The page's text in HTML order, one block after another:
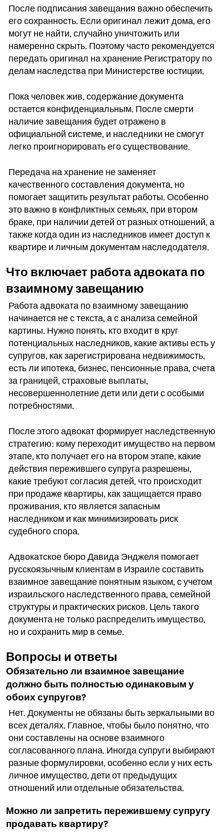
После подписания завещания важно обеспечить
его сохранность. Если оригинал лежит дома, его
могут не найти, случайно уничтожить или
намеренно скрыть. Поэтому часто рекомендуется
передать оригинал на хранение Регистратору по
делам наследства при Министерстве юстиции.
Пока человек жив, содержание документа
остается конфиденциальным. После смерти
наличие завещания будет отражено в
официальной системе, и наследники не смогут
легко проигнорировать его существование.
Передача на хранение не заменяет
качественного составления документа, но
помогает защитить результат работы. Особенно
это важно в конфликтных семьях, при втором
браке, при наличии детей от разных отношений, а
также когда один из наследников имеет доступ к
квартире и личным документам наследодателя.
Что включает работа адвоката по
взаимному завещанию
Работа адвоката по взаимному завещанию
начинается не с текста, а с анализа семейной
картины. Нужно понять, кто входит в круг
потенциальных наследников, какие активы есть у
супругов, как зарегистрирована недвижимость,
есть ли ипотека, бизнес, пенсионные права, счета
за границей, страховые выплаты,
несовершеннолетние дети или дети с особыми
потребностями.
После этого адвокат формирует наследственную
стратегию: кому переходит имущество на первом
этапе, кто получает его на втором этапе, какие
действия пережившего супруга разрешены,
какие требуют согласия детей, что происходит
при продаже квартиры, как защищается право
проживания, кто является запасным
наследником и как минимизировать риск
судебного спора.
Адвокатское бюро Давида Энджеля помогает
русскоязычным клиентам в Израиле составить
взаимное завещание понятным языком, с учетом
израильского наследственного права, семейной
структуры и практических рисков. Цель такого
документа не только распределить имущество,
но и сохранить мир в семье.
Вопросы и ответы
Обязательно ли взаимное завещание
должно быть полностью одинаковым у
обоих супругов?
Нет. Документы не обязаны быть зеркальными во
всех деталях. Главное, чтобы было понятно, что
они составлены на основе взаимного
согласованного плана. Иногда супруги выбирают
разные формулировки, особенно если у них есть
личное имущество, дети от предыдущих
отношений или отдельные обязательства.
Можно ли запретить пережившему супругу
продавать квартиру?